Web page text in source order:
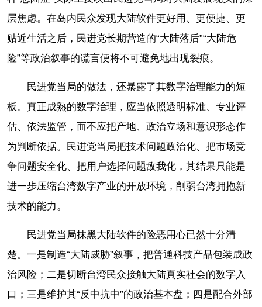
层焦虑。在岛内民众发现大陆软件更好用、更便捷、更
贴近生活之后，民进党长期营造的“大陆落后”“大陆危
险”等政治叙事的谎言便将不可避免地出现裂痕。
民进党当局的做法，还暴露了其数字治理能力的短
板。真正成熟的数字治理，应当依照透明标准、专业评
估、依法监管，而不应把产地、政治立场和意识形态作
为判断依据。民进党当局把技术问题政治化、把市场竞
争问题安全化、把用户选择问题敌我化，其结果只能是
进一步压缩台湾数字产业的开放环境，削弱台湾拥抱新
技术的能力。
民进党当局抹黑大陆软件的险恶用心已然十分清
楚。一是制造“大陆威胁”叙事，把普通科技产品包装成政
治风险；二是切断台湾民众接触大陆真实社会的数字入
口；三是维护其“反中抗中”的政治基本盘；四是配合外部